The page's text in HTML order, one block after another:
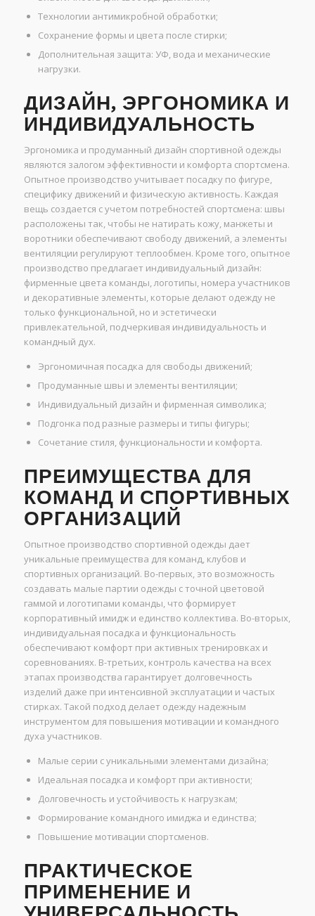
Технологии антимикробной обработки;
Сохранение формы и цвета после стирки;
Дополнительная защита: УФ, вода и механические
нагрузки.
ДИЗАЙН, ЭРГОНОМИКА И
ИНДИВИДУАЛЬНОСТЬ
Эргономика и продуманный дизайн спортивной одежды
являются залогом эффективности и комфорта спортсмена.
Опытное производство учитывает посадку по фигуре,
специфику движений и физическую активность. Каждая
вещь создается с учетом потребностей спортсмена: швы
расположены так, чтобы не натирать кожу, манжеты и
воротники обеспечивают свободу движений, а элементы
вентиляции регулируют теплообмен. Кроме того, опытное
производство предлагает индивидуальный дизайн:
фирменные цвета команды, логотипы, номера участников
и декоративные элементы, которые делают одежду не
только функциональной, но и эстетически
привлекательной, подчеркивая индивидуальность и
командный дух.
Эргономичная посадка для свободы движений;
Продуманные швы и элементы вентиляции;
Индивидуальный дизайн и фирменная символика;
Подгонка под разные размеры и типы фигуры;
Сочетание стиля, функциональности и комфорта.
ПРЕИМУЩЕСТВА ДЛЯ
КОМАНД И СПОРТИВНЫХ
ОРГАНИЗАЦИЙ
Опытное производство спортивной одежды дает
уникальные преимущества для команд, клубов и
спортивных организаций. Во-первых, это возможность
создавать малые партии одежды с точной цветовой
гаммой и логотипами команды, что формирует
корпоративный имидж и единство коллектива. Во-вторых,
индивидуальная посадка и функциональность
обеспечивают комфорт при активных тренировках и
соревнованиях. В-третьих, контроль качества на всех
этапах производства гарантирует долговечность
изделий даже при интенсивной эксплуатации и частых
стирках. Такой подход делает одежду надежным
инструментом для повышения мотивации и командного
духа участников.
Малые серии с уникальными элементами дизайна;
Идеальная посадка и комфорт при активности;
Долговечность и устойчивость к нагрузкам;
Формирование командного имиджа и единства;
Повышение мотивации спортсменов.
ПРАКТИЧЕСКОЕ
ПРИМЕНЕНИЕ И